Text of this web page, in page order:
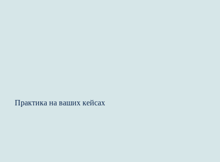
Практика на ваших кейсах